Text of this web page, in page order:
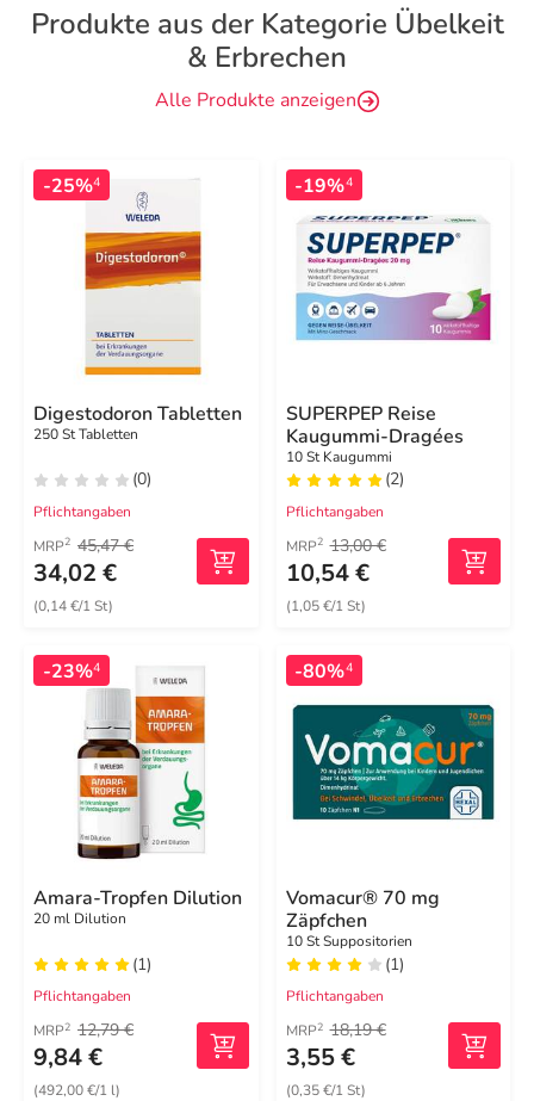
Produkte aus der Kategorie Übelkeit
& Erbrechen
Alle Produkte anzeigen
-25%4
Digestodoron Tabletten
250 St Tabletten
(0)
Pflichtangaben
MRP2 45,47 €
34,02 €
(0,14 €/1 St)
-19%4
SUPERPEP Reise
Kaugummi-Dragées
10 St Kaugummi
(2)
Pflichtangaben
MRP2 13,00 €
10,54 €
(1,05 €/1 St)
-23%4
Amara-Tropfen Dilution
20 ml Dilution
(1)
Pflichtangaben
MRP2 12,79 €
9,84 €
(492,00 €/1 l)
-80%4
Vomacur® 70 mg
Zäpfchen
10 St Suppositorien
(1)
Pflichtangaben
MRP2 18,19 €
3,55 €
(0,35 €/1 St)